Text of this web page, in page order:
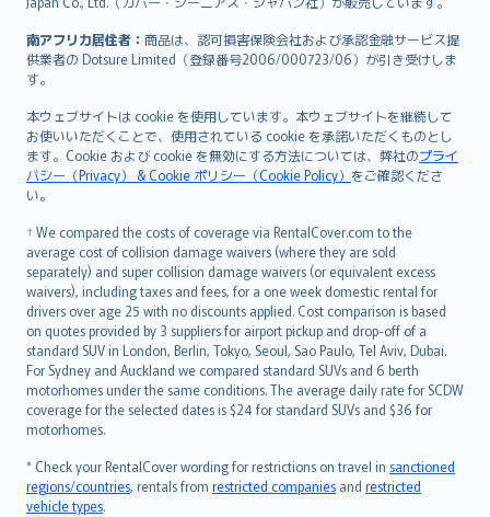
南アフリカ居住者： 商品は、認可損害保険会社および承認金融サービス提
供業者の Dotsure Limited（登録番号2006/000723/06）が引き受けしま
す。
本ウェブサイトは cookie を使用しています。本ウェブサイトを継続して
お使いいただくことで、使用されている cookie を承諾いただくものとし
ます。Cookie および cookie を無効にする方法については、弊社のプライ
バシー（Privacy） & Cookie ポリシー（Cookie Policy） をご確認くださ
い。
† We compared the costs of coverage via RentalCover.com to the
average cost of collision damage waivers (where they are sold
separately) and super collision damage waivers (or equivalent excess
waivers), including taxes and fees, for a one week domestic rental for
drivers over age 25 with no discounts applied. Cost comparison is based
on quotes provided by 3 suppliers for airport pickup and drop-off of a
standard SUV in London, Berlin, Tokyo, Seoul, Sao Paulo, Tel Aviv, Dubai.
For Sydney and Auckland we compared standard SUVs and 6 berth
motorhomes under the same conditions. The average daily rate for SCDW
coverage for the selected dates is $24 for standard SUVs and $36 for
motorhomes.
* Check your RentalCover wording for restrictions on travel in sanctioned
regions/countries, rentals from restricted companies and restricted
vehicle types.